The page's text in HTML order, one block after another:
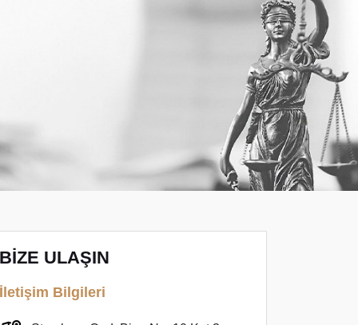
BİZE ULAŞIN
İletişim Bilgileri